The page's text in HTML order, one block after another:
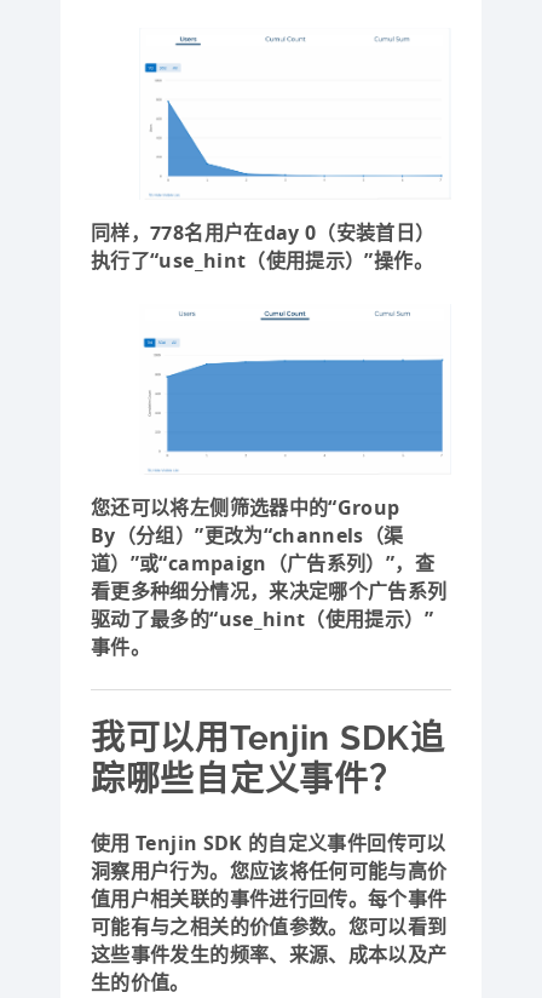
同样，778名用户在day 0（安装首日）
执行了“use_hint（使用提示）”操作。
您还可以将左侧筛选器中的“Group
By（分组）”更改为“channels（渠
道）”或“campaign（广告系列）”，查
看更多种细分情况，来决定哪个广告系列
驱动了最多的“use_hint（使用提示）”
事件。
我可以用Tenjin SDK追
踪哪些自定义事件？
使用 Tenjin SDK 的自定义事件回传可以
洞察用户行为。您应该将任何可能与高价
值用户相关联的事件进行回传。每个事件
可能有与之相关的价值参数。您可以看到
这些事件发生的频率、来源、成本以及产
生的价值。